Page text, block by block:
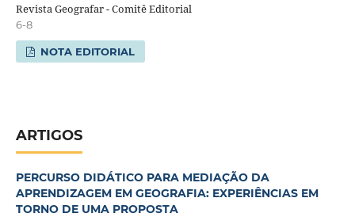
Revista Geografar - Comitê Editorial
6-8
NOTA EDITORIAL
ARTIGOS
PERCURSO DIDÁTICO PARA MEDIAÇÃO DA
APRENDIZAGEM EM GEOGRAFIA: EXPERIÊNCIAS EM
TORNO DE UMA PROPOSTA